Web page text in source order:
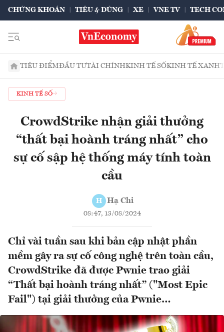
CHỨNG KHOÁN TIÊU & DÙNG XE VNE TV TECH
TIÊU ĐIỂMĐẦU TƯTÀI CHÍNHKINH TẾ SỐKINH TẾ XANH
KINH TẾ SỐ
CrowdStrike nhận giải thưởng
“thất bại hoành tráng nhất” cho
sự cố sập hệ thống máy tính toàn
cầu
H Hạ Chi
08:47, 13/08/2024
Chỉ vài tuần sau khi bản cập nhật phần
mềm gây ra sự cố công nghệ trên toàn cầu,
CrowdStrike đã được Pwnie trao giải
“Thất bại hoành tráng nhất” ("Most Epic
Fail") tại giải thưởng của Pwnie…